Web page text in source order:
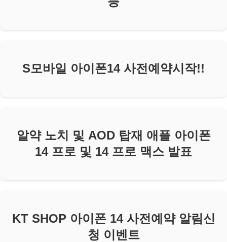
S모바일 아이폰14 사전예약시작!!
알약 노치 및 AOD 탑재 애플 아이폰
14 프로 및 14 프로 맥스 발표
KT SHOP 아이폰 14 사전예약 알림신
청 이벤트